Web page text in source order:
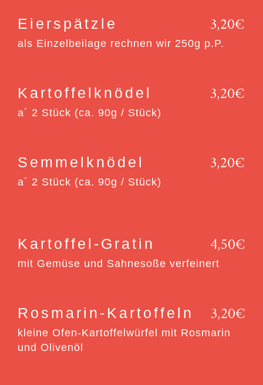
Eierspätzle 3,20€
als Einzelbeilage rechnen wir 250g p.P.
Kartoffelknödel 3,20€
a´ 2 Stück (ca. 90g / Stück)
Semmelknödel 3,20€
a´ 2 Stück (ca. 90g / Stück)
Kartoffel-Gratin 4,50€
mit Gemüse und Sahnesoße verfeinert
Rosmarin-Kartoffeln 3,20€
kleine Ofen-Kartoffelwürfel mit Rosmarin
und Olivenöl